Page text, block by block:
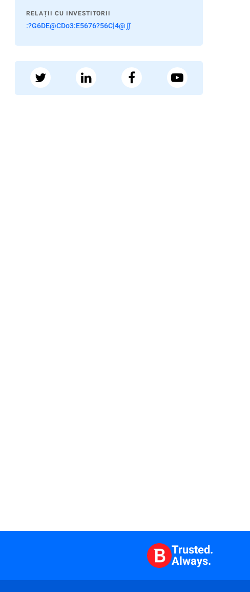
RELAȚII CU INVESTITORII
:?G6DE@CDo3:E5676?56C]4@∬
Trusted.
Always.